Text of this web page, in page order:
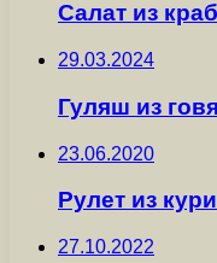
Салат из
29.03.2024
Гуляш из
23.06.2020
Рулет из
27.10.2022